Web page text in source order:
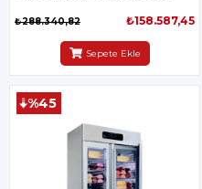
₺158.587,45
₺288.340,82
Sepete Ekle
%45